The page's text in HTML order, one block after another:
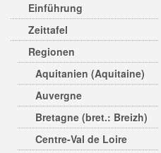
Einführung
Zeittafel
Regionen
Aquitanien (Aquitaine)
Auvergne
Bretagne (bret.: Breizh)
Centre-Val de Loire